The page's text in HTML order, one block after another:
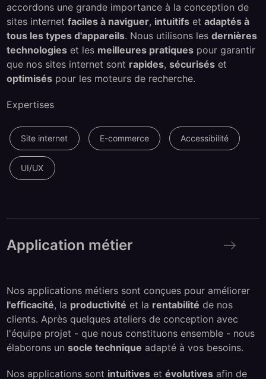
accordons une grande importance à la conception de
sites internetfaciles à naviguer, intuitifs etadaptés à
tous les types d'appareils. Nous utilisons lesdernières
technologies et les meilleures pratiques pour garantir
que nos sites internet sont rapides,sécurisés et
optimisés pour les moteurs de recherche.
Expertises
Site internet E-commerce Accessibilité
UI/UX
Application métier
Nos applications métiers sont conçues pour améliorer
l'efficacité, la productivité et la rentabilité de nos
clients. Après quelques ateliers de conception avec
l'équipe projet - que nous constituons ensemble - nous
élaborons unsocle technique adapté à vos besoins.
Nos applications sont intuitives etévolutives afin de